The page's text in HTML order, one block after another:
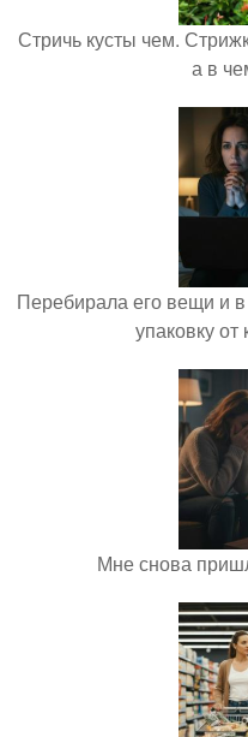
Стричь кусты чем.
а в
Перебирала его вещи и в
упаковку от
Мне снова